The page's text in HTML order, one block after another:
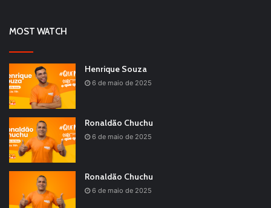
MOST WATCH
Henrique Souza
6 de maio de 2025
Ronaldão Chuchu
6 de maio de 2025
Ronaldão Chuchu
6 de maio de 2025